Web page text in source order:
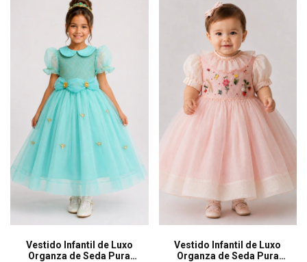
Vestido Infantil de Luxo
Organza de Seda Pura
Vestido Infantil de Luxo
Organza de Seda Pura